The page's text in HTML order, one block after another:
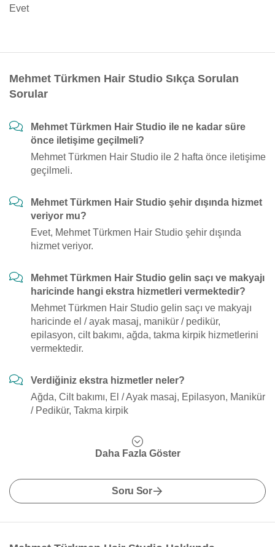
Evet
Mehmet Türkmen Hair Studio Sıkça Sorulan
Sorular
Mehmet Türkmen Hair Studio ile ne kadar süre
önce iletişime geçilmeli?
Mehmet Türkmen Hair Studio ile 2 hafta önce iletişime
geçilmeli.
Mehmet Türkmen Hair Studio şehir dışında hizmet
veriyor mu?
Evet, Mehmet Türkmen Hair Studio şehir dışında
hizmet veriyor.
Mehmet Türkmen Hair Studio gelin saçı ve makyajı
haricinde hangi ekstra hizmetleri vermektedir?
Mehmet Türkmen Hair Studio gelin saçı ve makyajı
haricinde el / ayak masaj, manikür / pedikür,
epilasyon, cilt bakımı, ağda, takma kirpik hizmetlerini
vermektedir.
Verdiğiniz ekstra hizmetler neler?
Ağda, Cilt bakımı, El / Ayak masaj, Epilasyon, Manikür
/ Pedikür, Takma kirpik
Daha Fazla Göster
Soru Sor